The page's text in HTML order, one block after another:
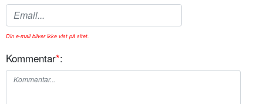
Din e-mail bliver ikke vist på sitet.
Kommentar*: